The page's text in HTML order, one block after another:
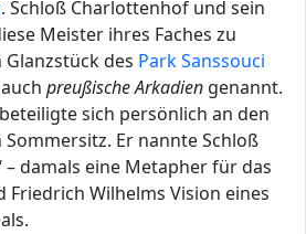
. Schloß Charlottenhof und sein
Meister ihres Faches zu
des Park Sanssouci
preußische Arkadien genannt.
sich persönlich an den
Er nannte Schloß
– damals eine Metapher für das
Friedrich Wilhelms Vision eines